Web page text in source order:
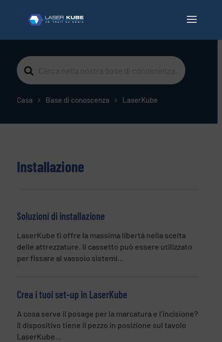
Cerca
per
Casa Base di conoscenza LaserKube
Installazione
Soluzioni di installazione
LaserKube ti offre la massima libertà nella scelta
delle attrezzature. Il cassetto può essere utilizzato
per fissare al vassoio sistemi...
Crea i tuoi set-up in LaserKube
A cosa serve il posage per la marcatura e l’incisione?
Il dispositivo tiene il pezzo in posizione sul tavolo
LaserKube...